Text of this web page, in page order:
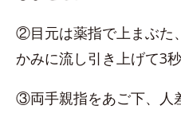
②目元は薬指で上まぶた
かみに流し引き上げて3秒
③両手親指をあご下、人